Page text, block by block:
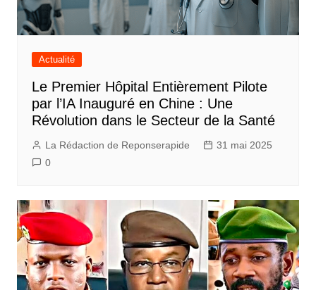
Actualité
Le Premier Hôpital Entièrement Pilote
par l’IA Inauguré en Chine : Une
Révolution dans le Secteur de la Santé
La Rédaction de Reponserapide
31 mai 2025
0